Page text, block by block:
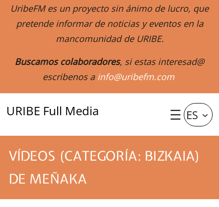
UribeFM es un proyecto sin ánimo de lucro, que
pretende informar de noticias y eventos en la
mancomunidad de URIBE.
Buscamos colaboradores, si estas interesad@
escribenos a info@uribefm.com
URIBE Full Media ES
VÍDEOS (CATEGORÍA: BIZKAIA)
DE MEÑAKA